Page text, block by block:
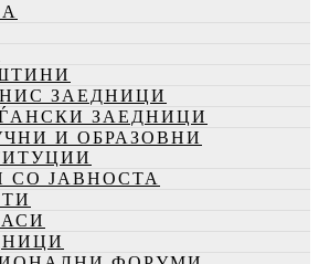
ЗАЕДНИЦИ
ЗАЕДНИЦИ
И ОБРАЗОВНИ
СО ЈАВНОСТА